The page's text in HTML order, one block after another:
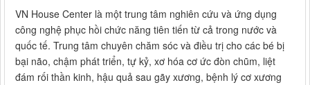
VN House Center là một trung tâm nghiên cứu và ứng dụng
công nghệ phục hồi chức năng tiên tiến từ cả trong nước và
quốc tế. Trung tâm chuyên chăm sóc và điều trị cho các bé bị
bại não, chậm phát triển, tự kỷ, xơ hóa cơ ức đòn chũm, liệt
đám rối thần kinh, hậu quả sau gãy xương, bệnh lý cơ xương